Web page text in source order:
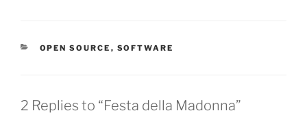
CATEGORIES
OPEN SOURCE , SOFTWARE
2 Replies to “Festa della Madonna”